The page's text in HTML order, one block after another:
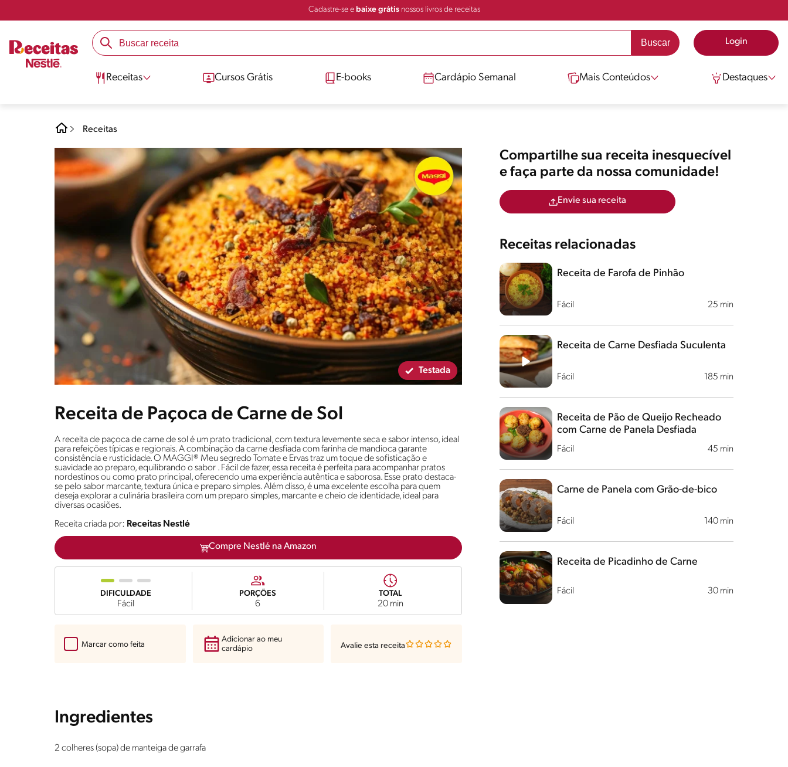
Cadastre-se e baixe grátisnossos livros de receitas
Login
Receitas Cursos Grátis E-books Cardápio Semanal Mais Conteúdos Destaques
Receitas
Testada
Receita de Paçoca de Carne de Sol
A receita de paçoca de carne de sol é um prato tradicional, com textura levemente seca e sabor intenso, ideal
para refeições típicas e regionais. A combinação da carne desfiada com farinha de mandioca garante
consistência e rusticidade. O MAGGI® Meu segredo Tomate e Ervas traz um toque de sofisticação e
suavidade ao preparo, equilibrando o sabor . Fácil de fazer, essa receita é perfeita para acompanhar pratos
nordestinos ou como prato principal, oferecendo uma experiência autêntica e saborosa. Esse prato destaca-
se pelo sabor marcante, textura única e preparo simples. Além disso, é uma excelente escolha para quem
deseja explorar a culinária brasileira com um preparo simples, marcante e cheio de identidade, ideal para
diversas ocasiões.
Receita criada por: Receitas Nestlé
Compre Nestlé na Amazon
DIFICULDADE
Fácil
PORÇÕES
6
TOTAL
20 min
Marcar como feita
Adicionar ao meu
cardápio
Avalie esta receita
Ingredientes
2 colheres (sopa) de manteiga de garrafa
Compartilhe sua receita inesquecível
e faça parte da nossa comunidade!
Envie sua receita
Receitas relacionadas
Fácil 25 min
Receita de Farofa de Pinhão
Fácil 185 min
Receita de Carne Desfiada Suculenta
Fácil 45 min
Receita de Pão de Queijo Recheado
com Carne de Panela Desfiada
Fácil 140 min
Carne de Panela com Grão-de-bico
Fácil 30 min
Receita de Picadinho de Carne